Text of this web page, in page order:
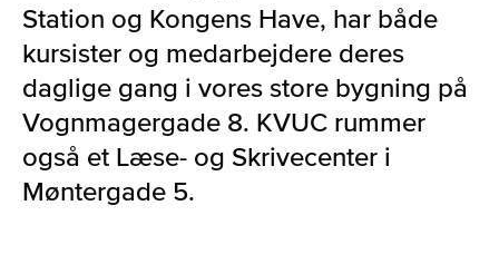
Station og Kongens Have, har både
kursister og medarbejdere deres
daglige gang i vores store bygning på
Vognmagergade 8. KVUC rummer
også et Læse- og Skrivecenter i
Møntergade 5.